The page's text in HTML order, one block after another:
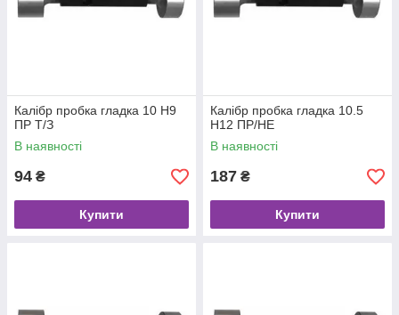
Калібр пробка гладка 10 Н9
ПР Т/З
В наявності
94 ₴
Купити
Калібр пробка гладка 10.5
Н12 ПР/НЕ
В наявності
187 ₴
Купити